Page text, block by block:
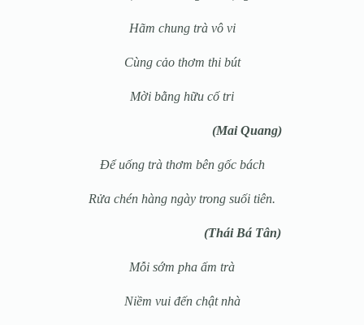
Hãm chung trà vô vi
Cùng cảo thơm thi bút
Mời bằng hữu cố tri
(Mai Quang)
Để uống trà thơm bên gốc bách
Rửa chén hàng ngày trong suối tiên.
(Thái Bá Tân)
Mỗi sớm pha ấm trà
Niềm vui đến chật nhà